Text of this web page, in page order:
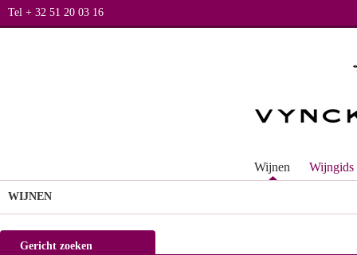
Tel + 32 51 20 03 16
Wijnen Wijngids
WIJNEN
Gericht zoeken